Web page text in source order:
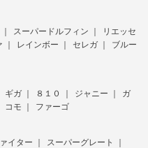
スーパードルフィン
リエッセ
レインボー セレガ
ブルー
ギガ ８１０ ジャニー
ガ
コモ ファーゴ
イター
スーパーグレート